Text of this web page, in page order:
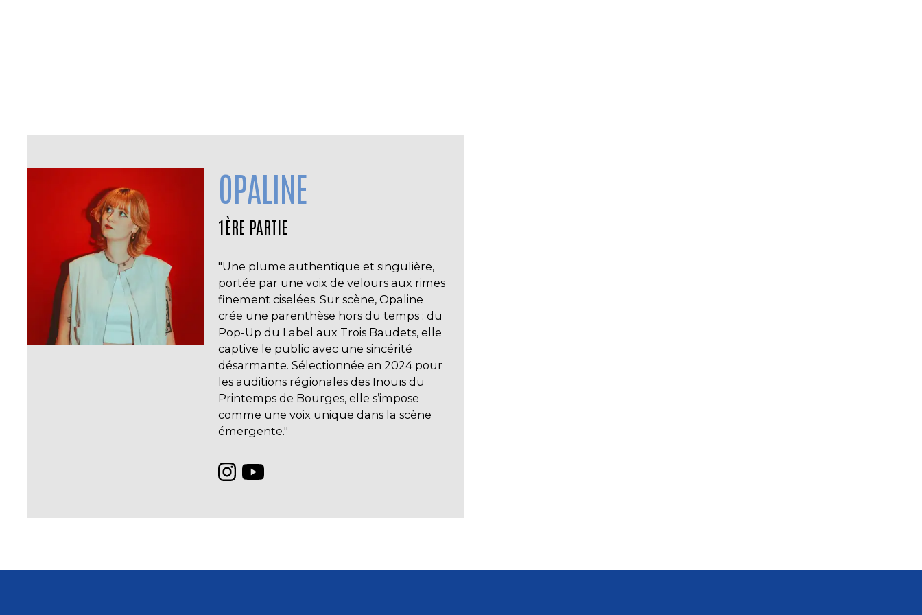
OPALINE
1ÈRE PARTIE
"Une plume authentique et singulière,
portée par une voix de velours aux rimes
finement ciselées. Sur scène, Opaline
crée une parenthèse hors du temps : du
Pop-Up du Label aux Trois Baudets, elle
captive le public avec une sincérité
désarmante. Sélectionnée en 2024 pour
les auditions régionales des Inouïs du
Printemps de Bourges, elle s’impose
comme une voix unique dans la scène
émergente."